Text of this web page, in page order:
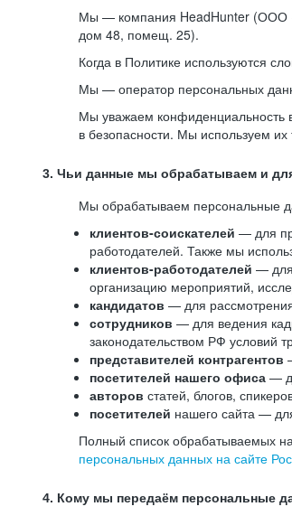
Мы — компания HeadHunter (ООО
дом 48, помещ. 25).
Когда в Политике используются
Мы — оператор персональных
Мы уважаем конфиденциальность
в безопасности. Мы используем
3. Чьи данные мы обрабатываем и
Мы обрабатываем персональные
клиентов-соискателей — для
работодателей. Также мы
клиентов-работодателей — для
организацию мероприятий,
кандидатов — для
сотрудников — для ведения
законодательством РФ условий
представителей контрагентов
посетителей нашего офиса —
авторов статей, блогов,
посетителей нашего сайта —
Полный список обрабатываемых
персональных данных на сайте
4. Кому мы передаём персональные